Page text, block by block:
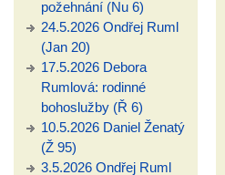
požehnání (Nu 6)
24.5.2026 Ondřej Ruml
(Jan 20)
17.5.2026 Debora
Rumlová: rodinné
bohoslužby (Ř 6)
10.5.2026 Daniel Ženatý
(Ž 95)
3.5.2026 Ondřej Ruml